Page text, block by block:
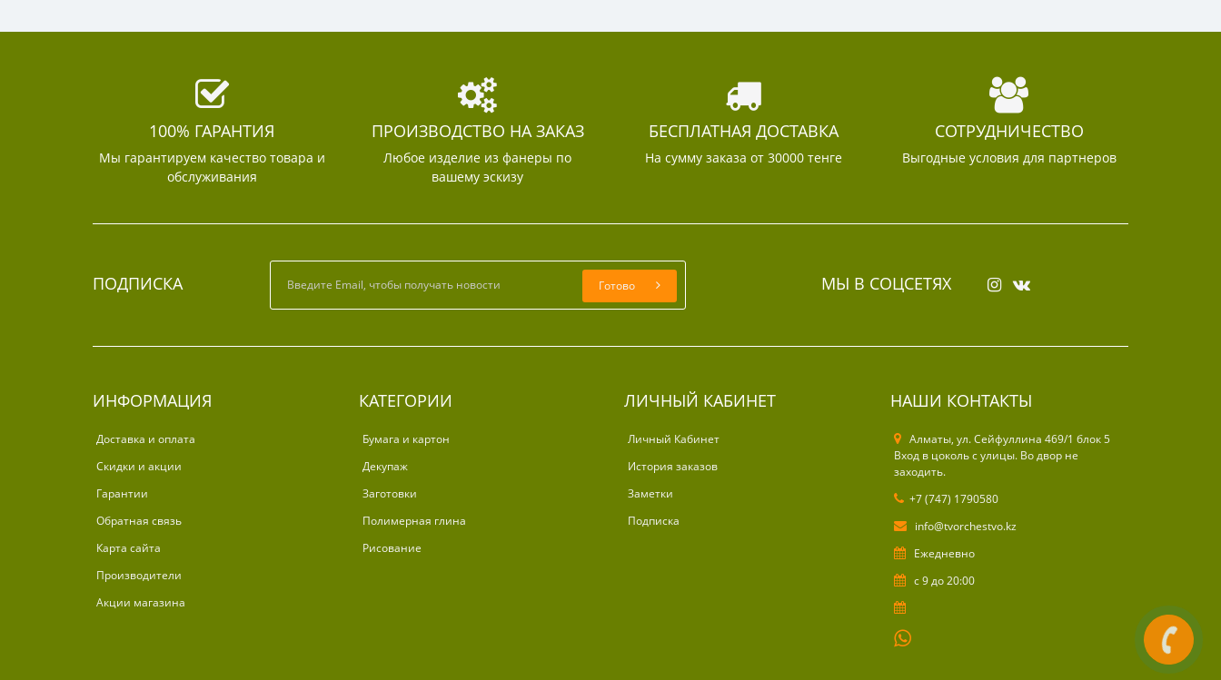
100% ГАРАНТИЯ
Мы гарантируем качество товара и
обслуживания
ПРОИЗВОДСТВО НА ЗАКАЗ
Любое изделие из фанеры по
вашему эскизу
БЕСПЛАТНАЯ ДОСТАВКА
На сумму заказа от 30000 тенге
СОТРУДНИЧЕСТВО
Выгодные условия для партнеров
ПОДПИСКА Готово МЫ В СОЦСЕТЯХ
ИНФОРМАЦИЯ
Доставка и оплата
Скидки и акции
Гарантии
Обратная связь
Карта сайта
Производители
Акции магазина
КАТЕГОРИИ
Бумага и картон
Декупаж
Заготовки
Полимерная глина
Рисование
ЛИЧНЫЙ КАБИНЕТ
Личный Кабинет
История заказов
Заметки
Подписка
НАШИ КОНТАКТЫ
Алматы, ул. Cейфуллина 469/1 блок 5
Вход в цоколь с улицы. Во двор не
заходить.
+7 (747) 1790580
info@tvorchestvo.kz
Ежедневно
с 9 до 20:00